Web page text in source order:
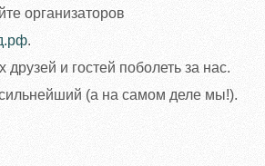
организаторов
.
и гостей поболеть за нас.
(а на самом деле мы!).